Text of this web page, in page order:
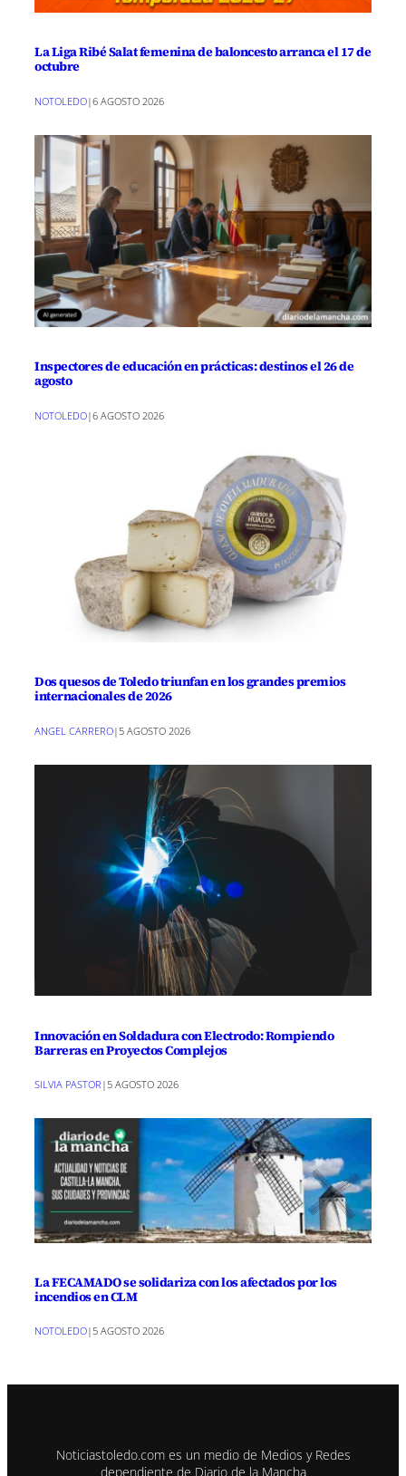
La Liga Ribé Salat femenina de baloncesto arranca el 17 de
octubre
NOTOLEDO|6 AGOSTO 2026
Inspectores de educación en prácticas: destinos el 26 de
agosto
NOTOLEDO|6 AGOSTO 2026
Dos quesos de Toledo triunfan en los grandes premios
internacionales de 2026
ANGEL CARRERO| 5 AGOSTO 2026
Innovación en Soldadura con Electrodo: Rompiendo
Barreras en Proyectos Complejos
SILVIA PASTOR |5 AGOSTO 2026
La FECAMADO se solidariza con los afectados por los
incendios en CLM
NOTOLEDO|5 AGOSTO 2026
Noticiastoledo.com es un medio de Medios y Redes
dependiente de Diario de la Mancha